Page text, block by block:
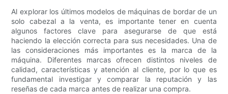
Al explorar los últimos modelos de máquinas de bordar de un
solo cabezal a la venta, es importante tener en cuenta
algunos factores clave para asegurarse de que está
haciendo la elección correcta para sus necesidades. Una de
las consideraciones más importantes es la marca de la
máquina. Diferentes marcas ofrecen distintos niveles de
calidad, características y atención al cliente, por lo que es
fundamental investigar y comparar la reputación y las
reseñas de cada marca antes de realizar una compra.